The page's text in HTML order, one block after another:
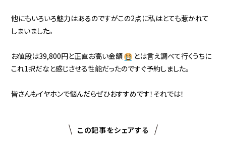
他にもいろいろ魅力はあるのですがこの2点に私はとても惹かれて
しまいました。
お値段は39,800円と正直お高い金額
とは言え調べて行くうちに
これ1択だなと感じさせる性能だったのですぐ予約しました。
皆さんもイヤホンで悩んだらぜひおすすめです！それでは！
この記事をシェアする